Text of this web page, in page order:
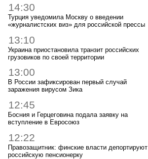
14:30
Турция уведомила Москву о введении
«журналистских виз» для российской прессы
13:10
Украина приостановила транзит российских
грузовиков по своей территории
13:00
В России зафиксирован первый случай
заражения вирусом Зика
12:45
Босния и Герцеговина подала заявку на
вступление в Евросоюз
12:22
Правозащитник: финские власти депортируют
российскую пенсионерку